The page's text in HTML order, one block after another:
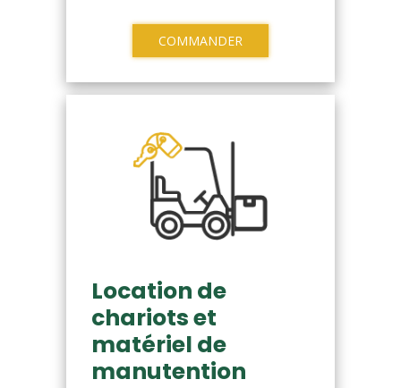
COMMANDER
Location de
chariots et
matériel de
manutention